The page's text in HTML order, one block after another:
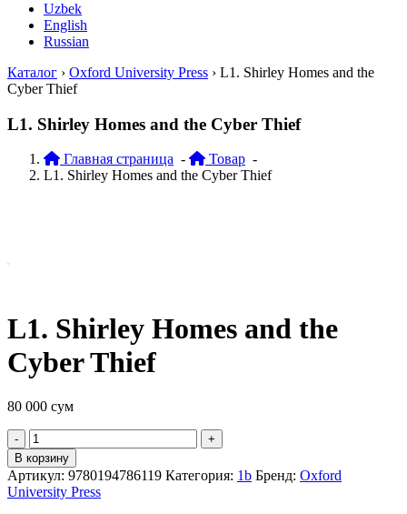
Uzbek
English
Russian
Каталог › Oxford University Press › L1. Shirley Homes and the
Cyber Thief
L1. Shirley Homes and the Cyber Thief
Главная страница - Товар -
L1. Shirley Homes and the Cyber Thief
L1. Shirley Homes and the
Cyber Thief
80 000 сум
Quantity
В корзину
Артикул: 9780194786119 Категория: 1b Бренд: Oxford
University Press